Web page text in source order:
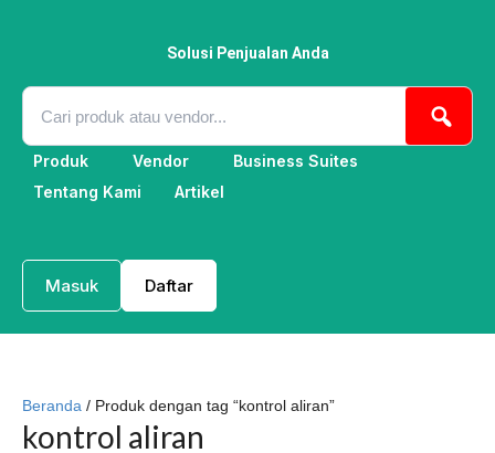
Solusi Penjualan Anda
Produk Vendor
Business Suites
Tentang Kami
Artikel
Masuk Daftar
Beranda / Produk dengan tag “kontrol aliran”
kontrol aliran